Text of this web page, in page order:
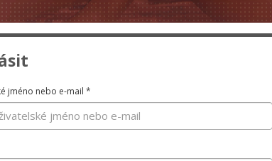
jméno nebo e-mail *